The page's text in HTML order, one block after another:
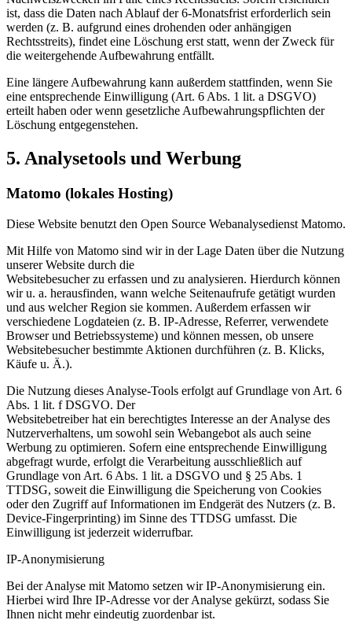
ist, dass die Daten nach Ablauf der 6-Monatsfrist erforderlich sein
werden (z. B. aufgrund eines drohenden oder anhängigen
Rechtsstreits), findet eine Löschung erst statt, wenn der Zweck für
die weitergehende Aufbewahrung entfällt.
Eine längere Aufbewahrung kann außerdem stattfinden, wenn Sie
eine entsprechende Einwilligung (Art. 6 Abs. 1 lit. a DSGVO)
erteilt haben oder wenn gesetzliche Aufbewahrungspflichten der
Löschung entgegenstehen.
5. Analysetools und Werbung
Matomo (lokales Hosting)
Diese Website benutzt den Open Source Webanalysedienst Matomo.
Mit Hilfe von Matomo sind wir in der Lage Daten über die Nutzung
unserer Website durch die
Websitebesucher zu erfassen und zu analysieren. Hierdurch können
wir u. a. herausfinden, wann welche Seitenaufrufe getätigt wurden
und aus welcher Region sie kommen. Außerdem erfassen wir
verschiedene Logdateien (z. B. IP-Adresse, Referrer, verwendete
Browser und Betriebssysteme) und können messen, ob unsere
Websitebesucher bestimmte Aktionen durchführen (z. B. Klicks,
Käufe u. Ä.).
Die Nutzung dieses Analyse-Tools erfolgt auf Grundlage von Art. 6
Abs. 1 lit. f DSGVO. Der
Websitebetreiber hat ein berechtigtes Interesse an der Analyse des
Nutzerverhaltens, um sowohl sein Webangebot als auch seine
Werbung zu optimieren. Sofern eine entsprechende Einwilligung
abgefragt wurde, erfolgt die Verarbeitung ausschließlich auf
Grundlage von Art. 6 Abs. 1 lit. a DSGVO und § 25 Abs. 1
TTDSG, soweit die Einwilligung die Speicherung von Cookies
oder den Zugriff auf Informationen im Endgerät des Nutzers (z. B.
Device-Fingerprinting) im Sinne des TTDSG umfasst. Die
Einwilligung ist jederzeit widerrufbar.
IP-Anonymisierung
Bei der Analyse mit Matomo setzen wir IP-Anonymisierung ein.
Hierbei wird Ihre IP-Adresse vor der Analyse gekürzt, sodass Sie
Ihnen nicht mehr eindeutig zuordenbar ist.